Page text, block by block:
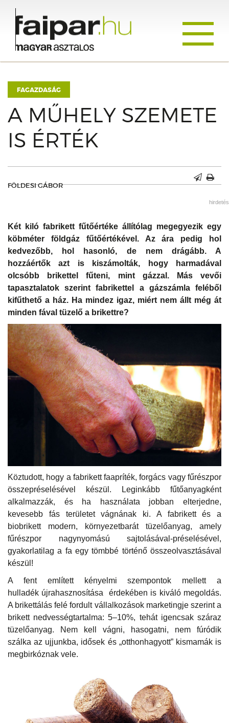
FAGAZDASÁG
A MŰHELY SZEMETE
IS ÉRTÉK
FÖLDESI GÁBOR
hirdetés
Két kiló fabrikett fűtőértéke állítólag megegyezik egy
köbméter földgáz fűtőértékével. Az ára pedig hol
kedvezőbb, hol hasonló, de nem drágább. A
hozzáértők azt is kiszámolták, hogy harmadával
olcsóbb brikettel fűteni, mint gázzal. Más vevői
tapasztalatok szerint fabrikettel a gázszámla feléből
kifűthető a ház. Ha mindez igaz, miért nem állt még át
minden fával tüzelő a brikettre?
Köztudott, hogy a fabrikett faapríték, forgács vagy fűrészpor
összepréselésével készül. Leginkább fűtőanyagként
alkalmazzák, és ha használata jobban elterjedne,
kevesebb fás területet vágnának ki. A fabrikett és a
biobrikett modern, környezetbarát tüzelőanyag, amely
fűrészpor nagynyomású sajtolásával-préselésével,
gyakorlatilag a fa egy tömbbé történő összeolvasztásával
készül!
A fent említett kényelmi szempontok mellett a
hulladék újrahasznosítása érdekében is kiváló megoldás.
A brikettálás felé fordult vállalkozások marketingje szerint a
brikett nedvességtartalma: 5–10%, tehát igencsak száraz
tüzelőanyag. Nem kell vágni, hasogatni, nem fúródik
szálka az ujjunkba, idősek és „otthonhagyott” kismamák is
megbirkóznak vele.